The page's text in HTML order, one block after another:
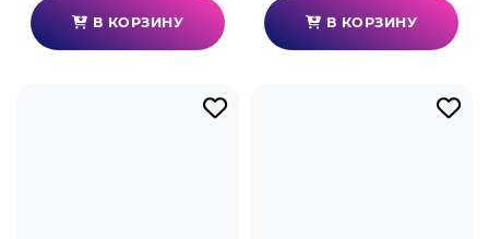
В КОРЗИНУ В КОРЗИНУ